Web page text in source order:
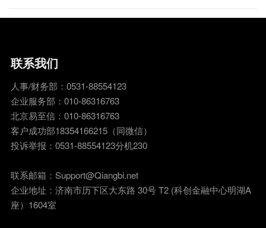
联系我们
人事/财务部：0531-88554123
企业服务部：010-86316763
北京易至信：010-86316763
客户成功部18354166215（同微信）
投诉举报：0531-88554123分机230
联系邮箱：Support@Qiangbi.net
企业地址：济南市历下区大东路 30号 T2 (科创金融中心明湖A
座）1604室